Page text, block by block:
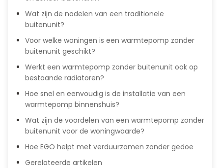
Wat zijn de nadelen van een traditionele
buitenunit?
Voor welke woningen is een warmtepomp zonder
buitenunit geschikt?
Werkt een warmtepomp zonder buitenunit ook op
bestaande radiatoren?
Hoe snel en eenvoudig is de installatie van een
warmtepomp binnenshuis?
Wat zijn de voordelen van een warmtepomp zonder
buitenunit voor de woningwaarde?
Hoe EGO helpt met verduurzamen zonder gedoe
Gerelateerde artikelen